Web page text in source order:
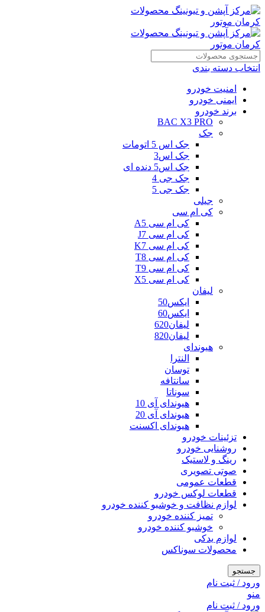
انتخاب دسته بندی
امنیت خودرو
ایمنی خودرو
برند خودرو
BAC X3 PRO
جک
جک اس 5 اتومات
جک اس3
جک اس5 دنده ای
جک جی 4
جک جی 5
جیلی
کی ام سی
کی ام سی A5
کی ام سی J7
کی ام سی K7
کی ام سی T8
کی ام سی T9
کی ام سی X5
لیفان
ایکس50
ایکس60
لیفان620
لیفان820
هیوندای
النترا
توسان
سانتافه
سوناتا
هیوندای آی 10
هیوندای آی 20
هیوندای اکسنت
تزئینات خودرو
روشنایی خودرو
رینگ و لاستیک
صوتی تصویری
قطعات عمومی
قطعات لوکس خودرو
لوازم نظافت و خوشبو کننده خودرو
تمیز کننده خودرو
خوشبو کننده خودرو
لوازم یدکی
محصولات سوناکس
جستجو
ورود / ثبت نام
منو
ورود / ثبت نام